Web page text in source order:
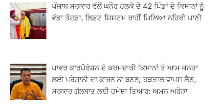
ਪੰਜਾਬ ਸਰਕਾਰ ਵੱਲੋਂ ਘਨੌਰ ਹਲਕੇ ਦੇ 42 ਪਿੰਡਾਂ ਦੇ ਕਿਸਾਨਾਂ ਨੂੰ
ਵੱਡਾ ਤੋਹਫ਼ਾ, ਲਿਫ਼ਟ ਸਿਸਟਮ ਰਾਹੀਂ ਮਿਲਿਆ ਨਹਿਰੀ ਪਾਣੀ
ਪਾਵਰ ਕਾਰਪੋਰੇਸ਼ਨ ਦੇ ਕਰਮਚਾਰੀ ਕਿਸਾਨਾਂ ਤੇ ਆਮ ਜਨਤਾ
ਲਈ ਪਰੇਸ਼ਾਨੀ ਦਾ ਕਾਰਨ ਨਾ ਬਣਨ; ਹੜਤਾਲ ਵਾਪਸ ਲੈਣ,
ਸਰਕਾਰ ਗੱਲਬਾਤ ਲਈ ਹਮੇਸ਼ਾ ਤਿਆਰ: ਅਮਨ ਅਰੋੜਾ
2
3
ਰਾਸ਼ਟਰੀ ਮਨੁੱਖੀ ਅਧਿਕਾਰ ਕਮਿਸ਼ਨ ਦੇ ਮੈਂਬਰ
ਪ੍ਰਿਯਾਂਕ ਕਾਨੂੰਨਗੋ ਵਲੋਂ ਬਰਨਾਲਾ ਵਿੱਚ ਵੱਖ-ਵੱਖ